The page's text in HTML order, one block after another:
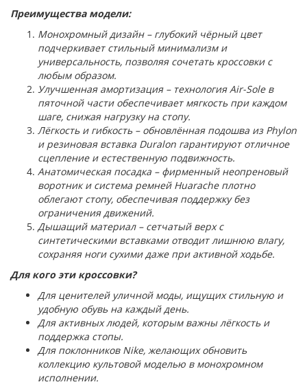
Преимущества модели:
Монохромный дизайн – глубокий чёрный цвет
подчеркивает стильный минимализм и
универсальность, позволяя сочетать кроссовки с
любым образом.
Улучшенная амортизация – технология Air-Sole в
пяточной части обеспечивает мягкость при каждом
шаге, снижая нагрузку на стопу.
Лёгкость и гибкость – обновлённая подошва из Phylon
и резиновая вставка Duralon гарантируют отличное
сцепление и естественную подвижность.
Анатомическая посадка – фирменный неопреновый
воротник и система ремней Huarache плотно
облегают стопу, обеспечивая поддержку без
ограничения движений.
Дышащий материал – сетчатый верх с
синтетическими вставками отводит лишнюю влагу,
сохраняя ноги сухими даже при активной ходьбе.
Для кого эти кроссовки?
Для ценителей уличной моды, ищущих стильную и
удобную обувь на каждый день.
Для активных людей, которым важны лёгкость и
поддержка стопы.
Для поклонников Nike, желающих обновить
коллекцию культовой моделью в монохромном
исполнении.